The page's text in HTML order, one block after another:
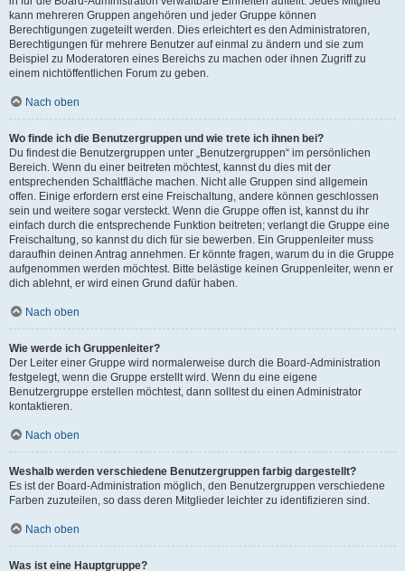
kann mehreren Gruppen angehören und jeder Gruppe können
Berechtigungen zugeteilt werden. Dies erleichtert es den Administratoren,
Berechtigungen für mehrere Benutzer auf einmal zu ändern und sie zum
Beispiel zu Moderatoren eines Bereichs zu machen oder ihnen Zugriff zu
einem nichtöffentlichen Forum zu geben.
Nach oben
Wo finde ich die Benutzergruppen und wie trete ich ihnen bei?
Du findest die Benutzergruppen unter „Benutzergruppen“ im persönlichen
Bereich. Wenn du einer beitreten möchtest, kannst du dies mit der
entsprechenden Schaltfläche machen. Nicht alle Gruppen sind allgemein
offen. Einige erfordern erst eine Freischaltung, andere können geschlossen
sein und weitere sogar versteckt. Wenn die Gruppe offen ist, kannst du ihr
einfach durch die entsprechende Funktion beitreten; verlangt die Gruppe eine
Freischaltung, so kannst du dich für sie bewerben. Ein Gruppenleiter muss
daraufhin deinen Antrag annehmen. Er könnte fragen, warum du in die Gruppe
aufgenommen werden möchtest. Bitte belästige keinen Gruppenleiter, wenn er
dich ablehnt, er wird einen Grund dafür haben.
Nach oben
Wie werde ich Gruppenleiter?
Der Leiter einer Gruppe wird normalerweise durch die Board-Administration
festgelegt, wenn die Gruppe erstellt wird. Wenn du eine eigene
Benutzergruppe erstellen möchtest, dann solltest du einen Administrator
kontaktieren.
Nach oben
Weshalb werden verschiedene Benutzergruppen farbig dargestellt?
Es ist der Board-Administration möglich, den Benutzergruppen verschiedene
Farben zuzuteilen, so dass deren Mitglieder leichter zu identifizieren sind.
Nach oben
Was ist eine Hauptgruppe?